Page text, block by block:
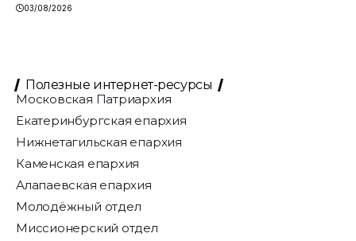
03/08/2026
Полезные интернет-ресурсы
Московская Патриархия
Екатеринбургская епархия
Нижнетагильская епархия
Каменская епархия
Алапаевская епархия
Молодёжный отдел
Миссионерский отдел